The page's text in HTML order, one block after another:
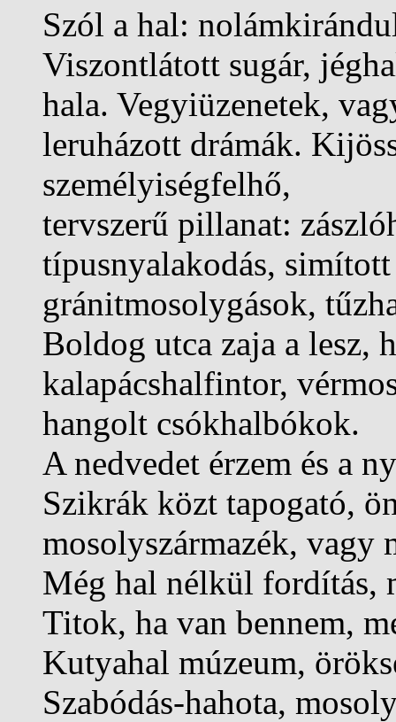
Szól a hal:
Viszontlátott sugár,
hala. Vegyiüzenetek,
leruházott drámák.
személyiségfelhő,
tervszerű pillanat:
típusnyalakodás,
gránitmosolygások,
Boldog utca zaja a lesz,
kalapácshalfintor,
hangolt csókhalbókok.
A nedvedet érzem és a
Szikrák közt tapogató,
mosolyszármazék, vagy
Még hal nélkül fordítás,
Titok, ha van bennem,
Kutyahal múzeum,
Szabódás-hahota,